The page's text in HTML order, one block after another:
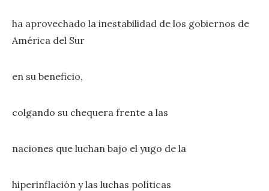
ha aprovechado la inestabilidad de los gobiernos de
América del Sur
en su beneficio,
colgando su chequera frente a las
naciones que luchan bajo el yugo de la
hiperinflación y las luchas políticas